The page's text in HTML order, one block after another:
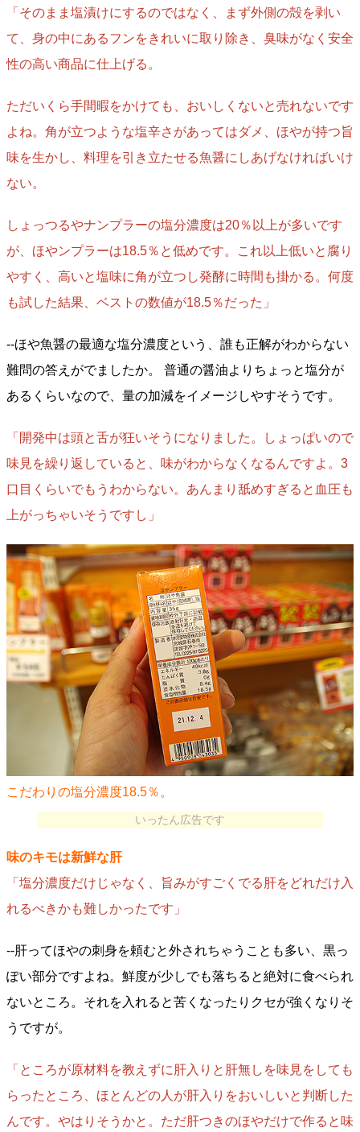
「そのまま塩漬けにするのではなく、まず外側の殻を剥い
て、身の中にあるフンをきれいに取り除き、臭味がなく安全
性の高い商品に仕上げる。
ただいくら手間暇をかけても、おいしくないと売れないです
よね。角が立つような塩辛さがあってはダメ、ほやが持つ旨
味を生かし、料理を引き立たせる魚醤にしあげなければいけ
ない。
しょっつるやナンプラーの塩分濃度は20％以上が多いです
が、ほやンプラーは18.5％と低めです。これ以上低いと腐り
やすく、高いと塩味に角が立つし発酵に時間も掛かる。何度
も試した結果、ベストの数値が18.5％だった」
--ほや魚醤の最適な塩分濃度という、誰も正解がわからない
難問の答えがでましたか。 普通の醤油よりちょっと塩分が
あるくらいなので、量の加減をイメージしやすそうです。
「開発中は頭と舌が狂いそうになりました。しょっぱいので
味見を繰り返していると、味がわからなくなるんですよ。3
口目くらいでもうわからない。あんまり舐めすぎると血圧も
上がっちゃいそうですし」
こだわりの塩分濃度18.5％。
いったん広告です
味のキモは新鮮な肝
「塩分濃度だけじゃなく、旨みがすごくでる肝をどれだけ入
れるべきかも難しかったです」
--肝ってほやの刺身を頼むと外されちゃうことも多い、黒っ
ぽい部分ですよね。鮮度が少しでも落ちると絶対に食べられ
ないところ。それを入れると苦くなったりクセが強くなりそ
うですが。
「ところが原材料を教えずに肝入りと肝無しを味見をしても
らったところ、ほとんどの人が肝入りをおいしいと判断した
んです。やはりそうかと。ただ肝つきのほやだけで作ると味